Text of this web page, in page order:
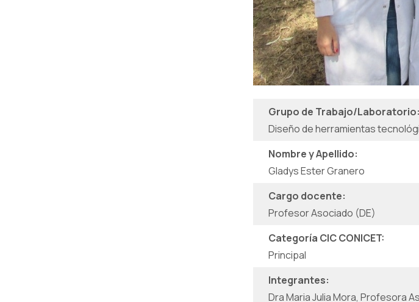
Grupo de Trabajo/Laboratorio:
Diseño de herramientas
Nombre y Apellido:
Gladys Ester Granero
Cargo docente:
Profesor Asociado (DE)
Categoría CIC CONICET:
Principal
Integrantes:
Dra Maria Julia Mora, Profesora